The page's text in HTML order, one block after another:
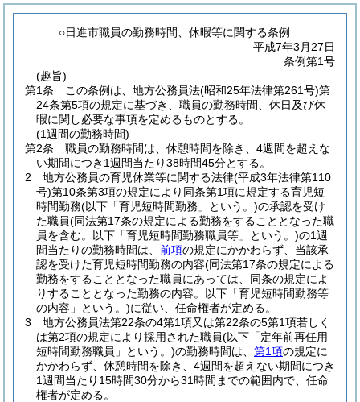
○日進市職員の勤務時間、休暇等に関する条例
平成7年3月27日
条例第1号
(趣旨)
第1条
この条例は、地方公務員法(昭和25年法律第261号)第
24条第5項の規定に基づき、職員の勤務時間、休日及び休
暇に関し必要な事項を定めるものとする。
(1週間の勤務時間)
第2条
職員の勤務時間は、休憩時間を除き、4週間を超えな
い期間につき1週間当たり38時間45分とする。
2
地方公務員の育児休業等に関する法律(平成3年法律第110
号)第10条第3項の規定により同条第1項に規定する育児短
時間勤務(以下「育児短時間勤務」という。)の承認を受け
た職員(同法第17条の規定による勤務をすることとなった職
員を含む。以下「育児短時間勤務職員等」という。)の1週
間当たりの勤務時間は、 前項の規定にかかわらず、当該承
認を受けた育児短時間勤務の内容(同法第17条の規定による
勤務をすることとなった職員にあっては、同条の規定によ
りすることとなった勤務の内容。以下「育児短時間勤務等
の内容」という。)に従い、任命権者が定める。
3
地方公務員法第22条の4第1項又は第22条の5第1項若しく
は第2項の規定により採用された職員(以下「定年前再任用
短時間勤務職員」という。)の勤務時間は、 第1項の規定に
かかわらず、休憩時間を除き、4週間を超えない期間につき
1週間当たり15時間30分から31時間までの範囲内で、任命
権者が定める。